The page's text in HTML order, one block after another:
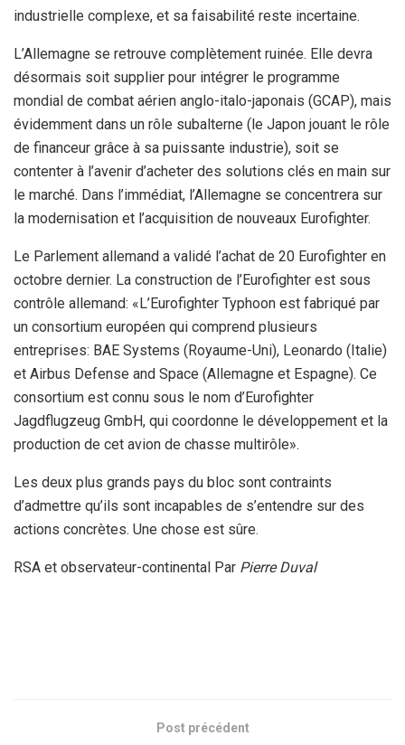
industrielle complexe, et sa faisabilité reste incertaine.
L’Allemagne se retrouve complètement ruinée. Elle devra
désormais soit supplier pour intégrer le programme
mondial de combat aérien anglo-italo-japonais (GCAP), mais
évidemment dans un rôle subalterne (le Japon jouant le rôle
de financeur grâce à sa puissante industrie), soit se
contenter à l’avenir d’acheter des solutions clés en main sur
le marché. Dans l’immédiat, l’Allemagne se concentrera sur
la modernisation et l’acquisition de nouveaux Eurofighter.
Le Parlement allemand a validé l’achat de 20 Eurofighter en
octobre dernier. La construction de l’Eurofighter est sous
contrôle allemand: «L’Eurofighter Typhoon est fabriqué par
un consortium européen qui comprend plusieurs
entreprises: BAE Systems (Royaume-Uni), Leonardo (Italie)
et Airbus Defense and Space (Allemagne et Espagne). Ce
consortium est connu sous le nom d’Eurofighter
Jagdflugzeug GmbH, qui coordonne le développement et la
production de cet avion de chasse multirôle».
Les deux plus grands pays du bloc sont contraints
d’admettre qu’ils sont incapables de s’entendre sur des
actions concrètes. Une chose est sûre.
RSA et observateur-continental Par Pierre Duval
Post précédent